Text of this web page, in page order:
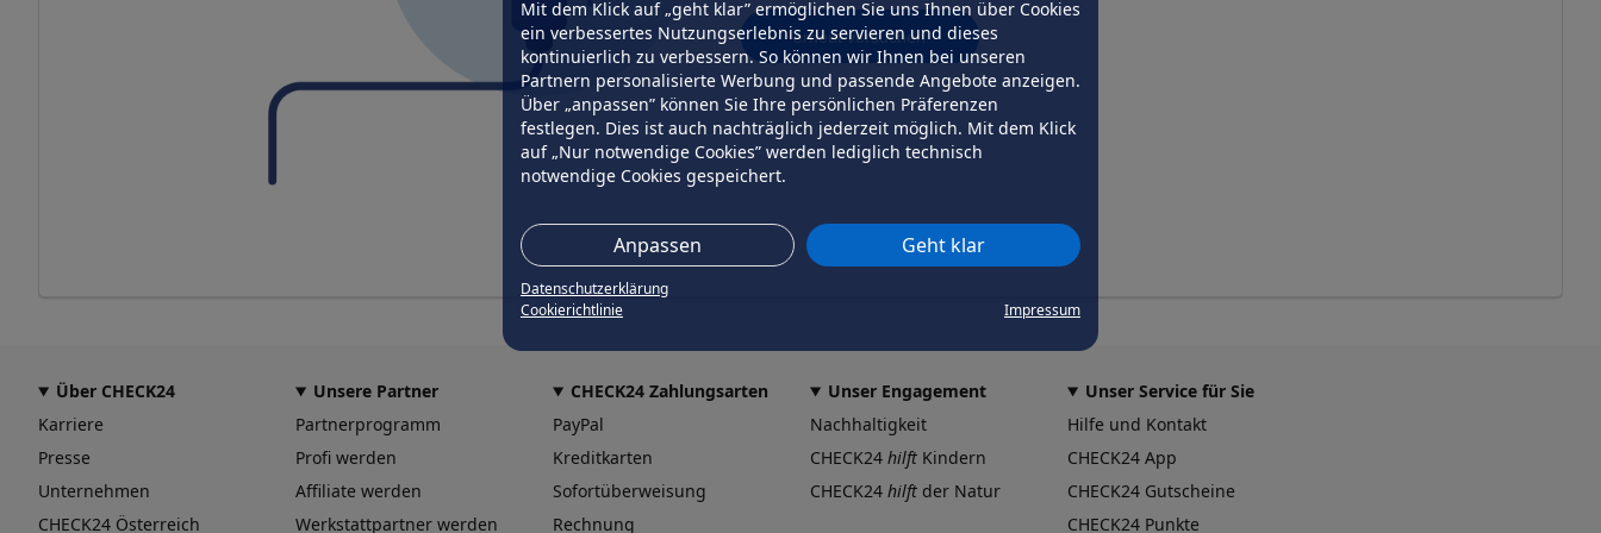
Mit dem Klick auf „geht klar” ermöglichen Sie uns Ihnen über Cookies
ein verbessertes Nutzungserlebnis zu servieren und dieses
kontinuierlich zu verbessern. So können wir Ihnen bei unseren
Partnern personalisierte Werbung und passende Angebote anzeigen.
Über „anpassen” können Sie Ihre persönlichen Präferenzen
festlegen. Dies ist auch nachträglich jederzeit möglich. Mit dem Klick
auf „Nur notwendige Cookies” werden lediglich technisch
notwendige Cookies gespeichert.
Anpassen Geht klar
Datenschutzerklärung
Cookierichtlinie
Impressum
erneut versuchen
Über CHECK24
Karriere
Presse
Unternehmen
CHECK24 Österreich
Unsere Partner
Partnerprogramm
Profi werden
Affiliate werden
Werkstattpartner werden
CHECK24 Zahlungsarten
PayPal
Kreditkarten
Sofortüberweisung
Rechnung
Unser Engagement
Nachhaltigkeit
CHECK24 hilft Kindern
CHECK24 hilft der Natur
Unser Service für Sie
Hilfe und Kontakt
CHECK24 App
CHECK24 Gutscheine
CHECK24 Punkte